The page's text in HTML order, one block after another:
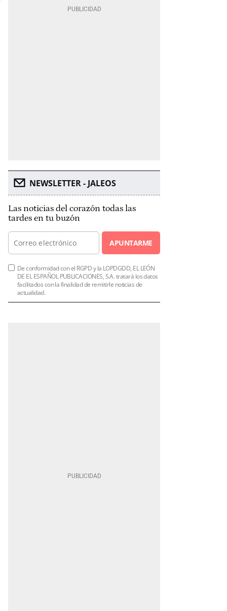
NEWSLETTER - JALEOS
Las noticias del corazón todas las
tardes en tu buzón
APUNTARME
De conformidad con el RGPD y la LOPDGDD, EL LEÓN
DE EL ESPAÑOL PUBLICACIONES, S.A. tratará los datos
facilitados con la finalidad de remitirle noticias de
actualidad.